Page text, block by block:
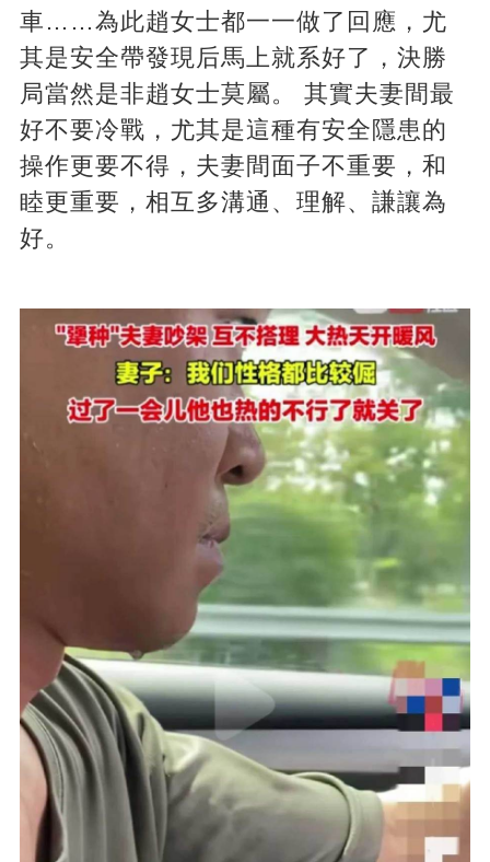
車……為此趙女士都一一做了回應，尤
其是安全帶發現后馬上就系好了，決勝
局當然是非趙女士莫屬。 其實夫妻間最
好不要冷戰，尤其是這種有安全隱患的
操作更要不得，夫妻間面子不重要，和
睦更重要，相互多溝通、理解、謙讓為
好。